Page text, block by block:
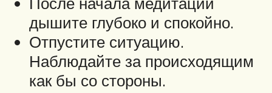
дышите глубоко и спокойно.
Отпустите ситуацию.
Наблюдайте за происходящим
как бы со стороны.